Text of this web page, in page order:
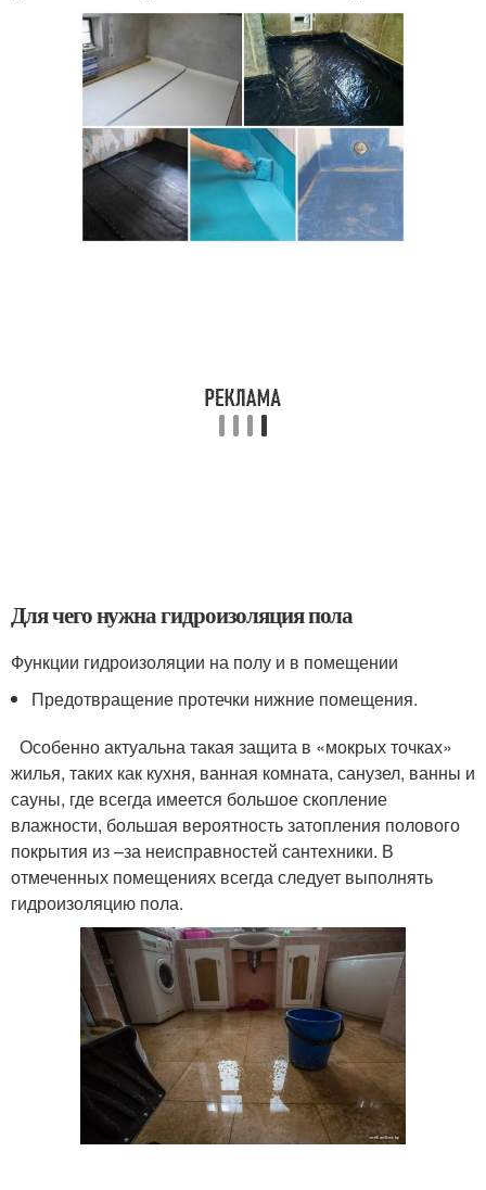
Для чего нужна гидроизоляция пола
Функции гидроизоляции на полу и в помещении
Предотвращение протечки нижние помещения.
Особенно актуальна такая защита в «мокрых точках»
жилья, таких как кухня, ванная комната, санузел, ванны и
сауны, где всегда имеется большое скопление
влажности, большая вероятность затопления полового
покрытия из –за неисправностей сантехники. В
отмеченных помещениях всегда следует выполнять
гидроизоляцию пола.